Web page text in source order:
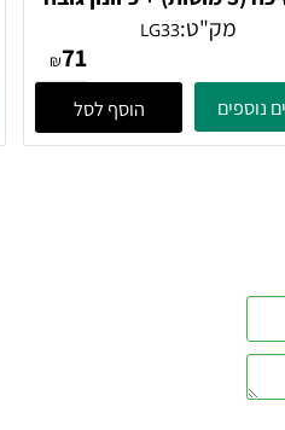
רגל סיכה (3 מוטות) + כיוונון גובה
LG33
מק"ט:LG33